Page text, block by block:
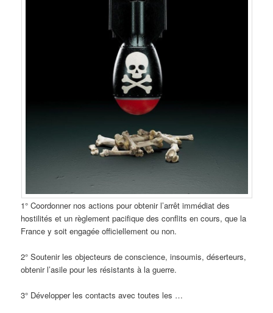
1° Coordonner nos actions pour obtenir l’arrêt immédiat des
hostilités et un règlement pacifique des conflits en cours, que la
France y soit engagée officiellement ou non.
2° Soutenir les objecteurs de conscience, insoumis, déserteurs,
obtenir l’asile pour les résistants à la guerre.
3° Développer les contacts avec toutes les …